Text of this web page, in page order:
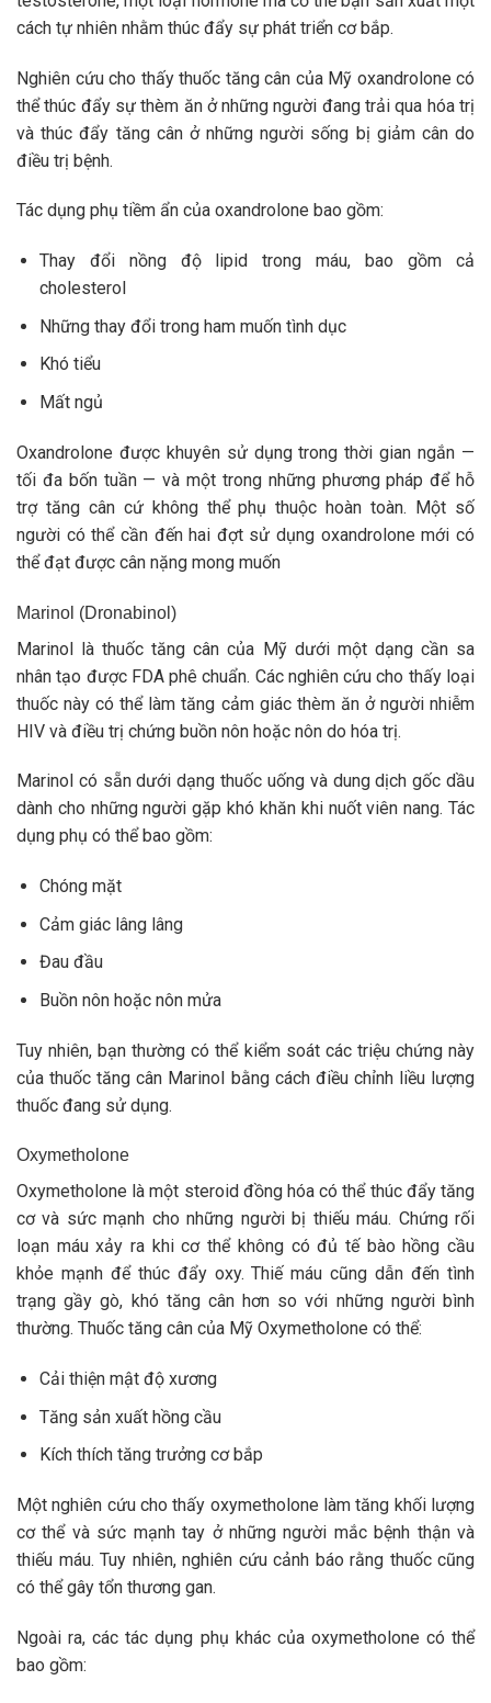
cách tự nhiên nhằm thúc đẩy sự phát triển cơ bắp.
Nghiên cứu cho thấy thuốc tăng cân của Mỹ oxandrolone có
thể thúc đẩy sự thèm ăn ở những người đang trải qua hóa trị
và thúc đẩy tăng cân ở những người sống bị giảm cân do
điều trị bệnh.
Tác dụng phụ tiềm ẩn của oxandrolone bao gồm:
Thay đổi nồng độ lipid trong máu, bao gồm cả
cholesterol
Những thay đổi trong ham muốn tình dục
Khó tiểu
Mất ngủ
Oxandrolone được khuyên sử dụng trong thời gian ngắn —
tối đa bốn tuần — và một trong những phương pháp để hỗ
trợ tăng cân cứ không thể phụ thuộc hoàn toàn. Một số
người có thể cần đến hai đợt sử dụng oxandrolone mới có
thể đạt được cân nặng mong muốn
Marinol (Dronabinol)
Marinol là thuốc tăng cân của Mỹ dưới một dạng cần sa
nhân tạo được FDA phê chuẩn. Các nghiên cứu cho thấy loại
thuốc này có thể làm tăng cảm giác thèm ăn ở người nhiễm
HIV và điều trị chứng buồn nôn hoặc nôn do hóa trị.
Marinol có sẵn dưới dạng thuốc uống và dung dịch gốc dầu
dành cho những người gặp khó khăn khi nuốt viên nang. Tác
dụng phụ có thể bao gồm:
Chóng mặt
Cảm giác lâng lâng
Đau đầu
Buồn nôn hoặc nôn mửa
Tuy nhiên, bạn thường có thể kiểm soát các triệu chứng này
của thuốc tăng cân Marinol bằng cách điều chỉnh liều lượng
thuốc đang sử dụng.
Oxymetholone
Oxymetholone là một steroid đồng hóa có thể thúc đẩy tăng
cơ và sức mạnh cho những người bị thiếu máu. Chứng rối
loạn máu xảy ra khi cơ thể không có đủ tế bào hồng cầu
khỏe mạnh để thúc đẩy oxy. Thiế máu cũng dẫn đến tình
trạng gầy gò, khó tăng cân hơn so với những người bình
thường. Thuốc tăng cân của Mỹ Oxymetholone có thể:
Cải thiện mật độ xương
Tăng sản xuất hồng cầu
Kích thích tăng trưởng cơ bắp
Một nghiên cứu cho thấy oxymetholone làm tăng khối lượng
cơ thể và sức mạnh tay ở những người mắc bệnh thận và
thiếu máu. Tuy nhiên, nghiên cứu cảnh báo rằng thuốc cũng
có thể gây tổn thương gan.
Ngoài ra, các tác dụng phụ khác của oxymetholone có thể
bao gồm: